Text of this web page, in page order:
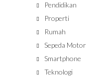
Pendidikan
Properti
Rumah
Sepeda Motor
Smartphone
Teknologi